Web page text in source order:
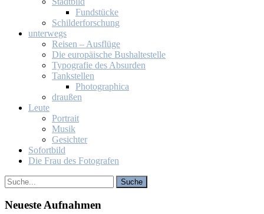
Fund­stü­cke
Schil­der­for­schung
un­ter­wegs
Rei­sen – Aus­flü­ge
Die eu­ro­päi­sche Bus­hal­te­stel­le
Ty­po­gra­fie des Ab­sur­den
Tank­stel­len
Pho­to­gra­phi­ca
drau­ßen
Leu­te
Por­trait
Mu­sik
Ge­sich­ter
So­fort­bild
Die Frau des Fo­to­gra­fen
Neu­es­te Auf­nah­men